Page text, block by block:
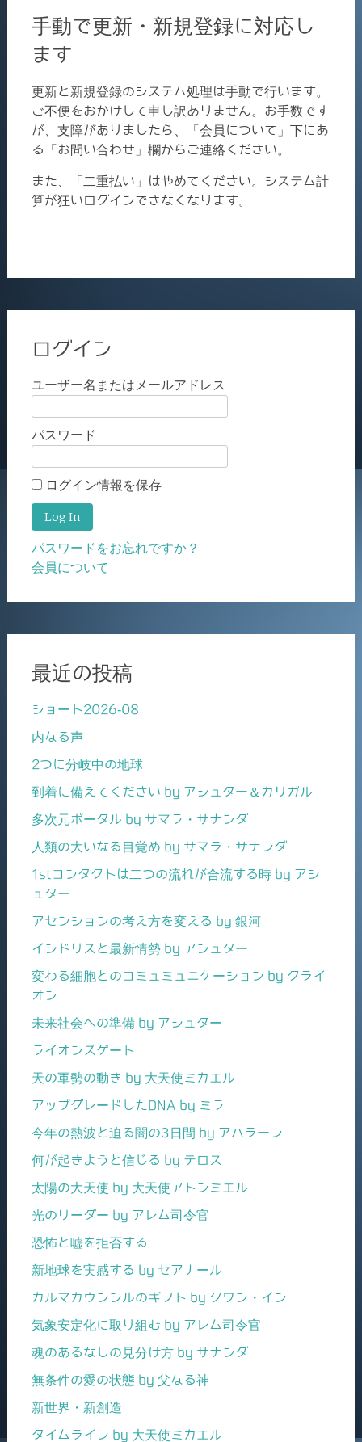
手動で更新・新規登録に対応し
ます
更新と新規登録のシステム処理は手動で行います。
ご不便をおかけして申し訳ありません。お手数です
が、支障がありましたら、「会員について」下にあ
る「お問い合わせ」欄からご連絡ください。
また、「二重払い」はやめてください。システム計
算が狂いログインできなくなります。
ログイン
ユーザー名またはメールアドレス
パスワード
ログイン情報を保存
パスワードをお忘れですか？
会員について
最近の投稿
ショート2026-08
内なる声
2つに分岐中の地球
到着に備えてください by アシュター＆カリガル
多次元ポータル by サマラ・サナンダ
人類の大いなる目覚め by サマラ・サナンダ
1stコンタクトは二つの流れが合流する時 by アシ
ュター
アセンションの考え方を変える by 銀河
イシドリスと最新情勢 by アシュター
変わる細胞とのコミュミュニケーション by クライ
オン
未来社会への準備 by アシュター
ライオンズゲート
天の軍勢の動き by 大天使ミカエル
アップグレードしたDNA by ミラ
今年の熱波と迫る闇の3日間 by アハラーン
何が起きようと信じる by テロス
太陽の大天使 by 大天使アトンミエル
光のリーダー by アレム司令官
恐怖と嘘を拒否する
新地球を実感する by セアナール
カルマカウンシルのギフト by クワン・イン
気象安定化に取り組む by アレム司令官
魂のあるなしの見分け方 by サナンダ
無条件の愛の状態 by 父なる神
新世界・新創造
タイムライン by 大天使ミカエル